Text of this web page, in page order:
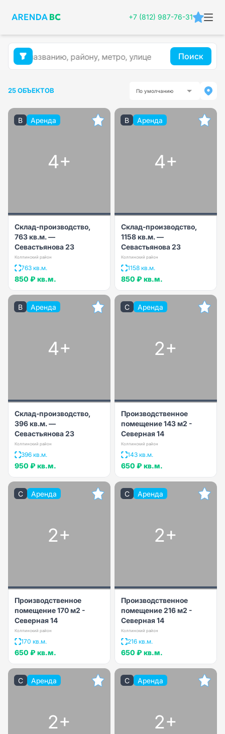
+7 (812) 987-76-31
Поиск
25 ОБЪЕКТОВ По умолчанию
B Аренда
4+
Склад-производство,
763 кв.м. —
Севастьянова 23
Колпинский район
763 кв.м.
850 ₽ кв.м.
B Аренда
4+
Склад-производство,
1158 кв.м. —
Севастьянова 23
Колпинский район
1158 кв.м.
850 ₽ кв.м.
B Аренда
4+
Склад-производство,
396 кв.м. —
Севастьянова 23
Колпинский район
396 кв.м.
950 ₽ кв.м.
C Аренда
2+
Производственное
помещение 143 м2 -
Северная 14
Колпинский район
143 кв.м.
650 ₽ кв.м.
C Аренда
2+
Производственное
помещение 170 м2 -
Северная 14
Колпинский район
170 кв.м.
650 ₽ кв.м.
C Аренда
2+
Производственное
помещение 216 м2 -
Северная 14
Колпинский район
216 кв.м.
650 ₽ кв.м.
C Аренда
2+
C Аренда
2+